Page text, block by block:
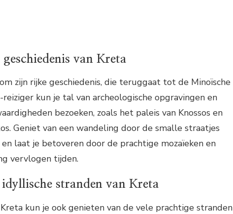
van Kreta
zijn rijke geschiedenis, die teruggaat tot de Minoïsche
reiziger kun je tal van archeologische opgravingen en
bezoeken, zoals het paleis van Knossos en
Geniet van een wandeling door de smalle straatjes
laat je betoveren door de prachtige mozaïeken en
vervlogen tijden.
stranden van Kreta
kun je ook genieten van de vele prachtige stranden